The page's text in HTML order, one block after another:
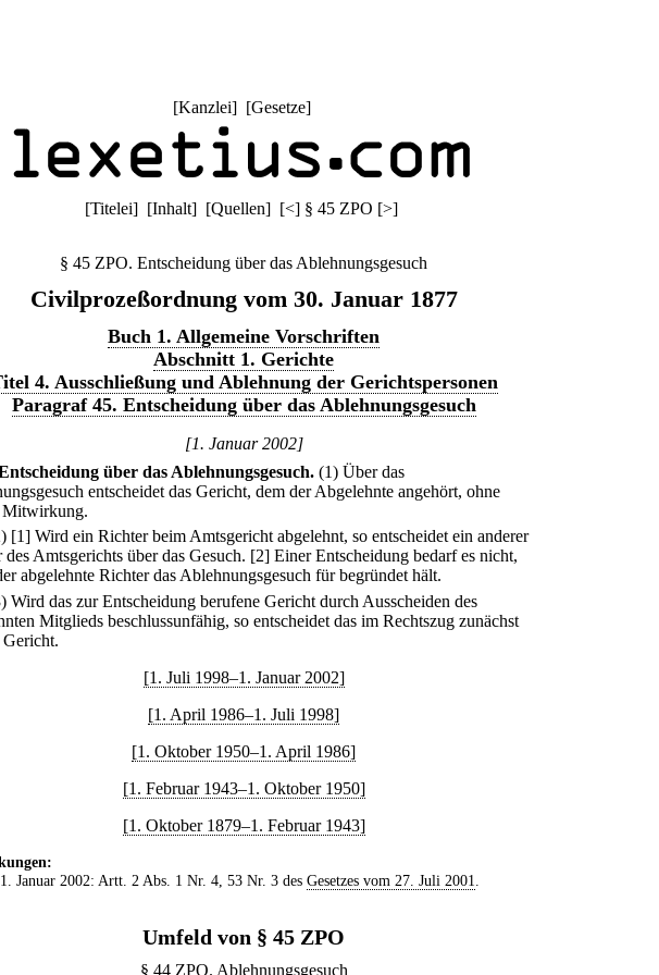
[Kanzlei] [Gesetze]
[Titelei] [Inhalt] [Quellen] [<] § 45 ZPO [>]
§ 45 ZPO. Entscheidung über das Ablehnungsgesuch
Civilprozeßordnung vom 30. Januar 1877
Buch 1. Allgemeine Vorschriften
Abschnitt 1. Gerichte
4. Ausschließung und Ablehnung der Gerichtspersonen
Paragraf 45. Entscheidung über das Ablehnungsgesuch
[1. Januar 2002]
über das Ablehnungsgesuch. (1) Über das
entscheidet das Gericht, dem der Abgelehnte angehört, ohne
Mitwirkung.
[1] Wird ein Richter beim Amtsgericht abgelehnt, so entscheidet ein anderer
des Amtsgerichts über das Gesuch. [2] Einer Entscheidung bedarf es nicht,
abgelehnte Richter das Ablehnungsgesuch für begründet hält.
Wird das zur Entscheidung berufene Gericht durch Ausscheiden des
Mitglieds beschlussunfähig, so entscheidet das im Rechtszug zunächst
Gericht.
[1. Juli 1998–1. Januar 2002]
[1. April 1986–1. Juli 1998]
[1. Oktober 1950–1. April 1986]
[1. Februar 1943–1. Oktober 1950]
[1. Oktober 1879–1. Februar 1943]
. 1. Januar 2002: Artt. 2 Abs. 1 Nr. 4, 53 Nr. 3 des Gesetzes vom 27. Juli 2001
Umfeld von § 45 ZPO
§ 44 ZPO. Ablehnungsgesuch